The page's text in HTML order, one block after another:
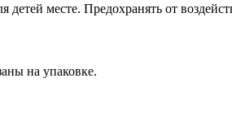
детей месте. Предохранять от
на упаковке.